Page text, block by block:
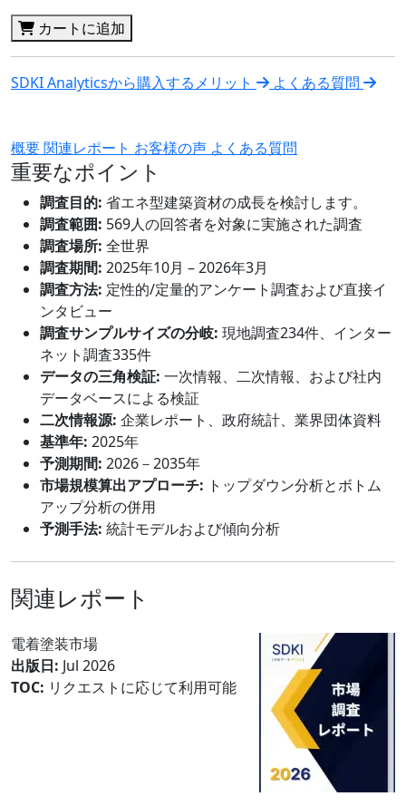
カートに追加
SDKI Analyticsから購入するメリット よくある質問
概要関連レポート お客様の声 よくある質問
重要なポイント
調査目的: 省エネ型建築資材の成長を検討します。
調査範囲: 569人の回答者を対象に実施された調査
調査場所: 全世界
調査期間: 2025年10月 – 2026年3月
調査方法: 定性的/定量的アンケート調査および直接イ
ンタビュー
調査サンプルサイズの分岐: 現地調査234件、インター
ネット調査335件
データの三角検証: 一次情報、二次情報、および社内
データベースによる検証
二次情報源: 企業レポート、政府統計、業界団体資料
基準年: 2025年
予測期間: 2026－2035年
市場規模算出アプローチ: トップダウン分析とボトム
アップ分析の併用
予測手法: 統計モデルおよび傾向分析
関連レポート
電着塗装市場
出版日: Jul 2026
TOC: リクエストに応じて利用可能